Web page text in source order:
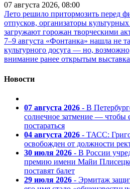
07 августа 2026, 08:00
Лето решило притормозить перед
отпусков, организаторы
загружают горожан творческими
7–9 августа «Фонтанка» нашла не
культурного досуга — но,
внимание ранее открытым
Новости
07 августа 2026 - В
солнечное затмение — чтобы
постараться
04 августа 2026 - ТАСС:
освобожден от должности
30 июля 2026 - В России
премию имени Майи
поставят балет
29 июля 2026 - Эрмитаж